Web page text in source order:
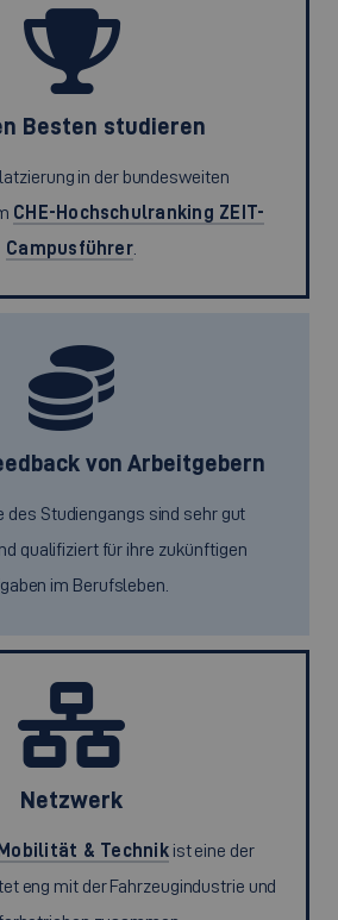
Besten studieren
in der bundesweiten
CHE-Hochschulranking ZEIT-
Campusführer.
von Arbeitgebern
des Studiengangs sind sehr gut
qualifiziert für ihre zukünftigen
im Berufsleben.
Netzwerk
& Technikist eine der
eng mit der Fahrzeugindustrie und